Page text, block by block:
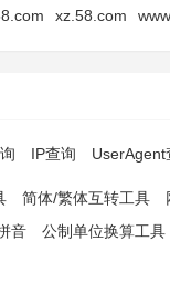
xz.58.com
IP查询 UserAgent
简体/繁体互转工具
音 公制单位换算工具